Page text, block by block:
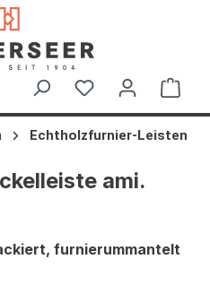
Echtholzfurnier-Leisten
ami.
furnierummantelt